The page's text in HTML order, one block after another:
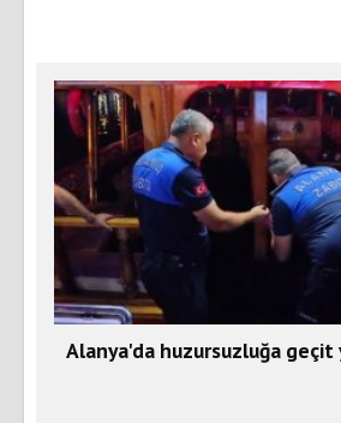
Alanya'da huzursuzluğa geçit